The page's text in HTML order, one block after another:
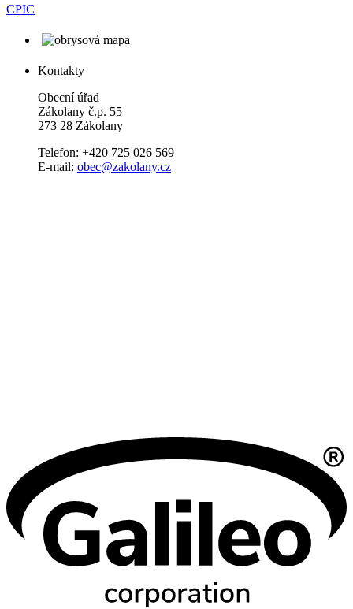
CPIC
Kontakty
Obecní úřad
Zákolany č.p. 55
273 28 Zákolany
Telefon: +420 725 026 569
E-mail: obec@zakolany.cz